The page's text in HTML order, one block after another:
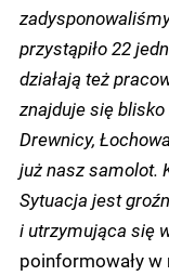
przystąpiło 22
działają też
znajduje się
Drewnicy,
już nasz samolot.
Sytuacja jest
i utrzymująca się
poinformowały